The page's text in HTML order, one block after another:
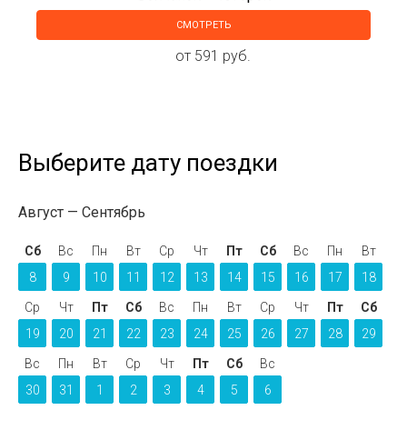
СМОТРЕТЬ
от 591 руб.
Выберите дату поездки
Август Сентябрь
Сб
8
Вс
9
Пн
10
Вт
11
Ср
12
Чт
13
Пт
14
Сб
15
Вс
16
Пн
17
Вт
18
Ср
19
Чт
20
Пт
21
Сб
22
Вс
23
Пн
24
Вт
25
Ср
26
Чт
27
Пт
28
Сб
29
Вс
30
Пн
31
Вт
1
Ср
2
Чт
3
Пт
4
Сб
5
Вс
6